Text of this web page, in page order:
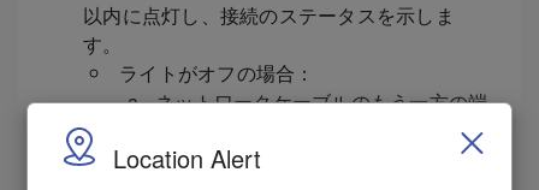
Location Alert
以内に点灯し、接続のステータスを示しま
す。
ライトがオフの場合：
ネットワークケーブルのもう一方の端
を確認します。アクティブなルーター
または壁のジャックに接続されていま